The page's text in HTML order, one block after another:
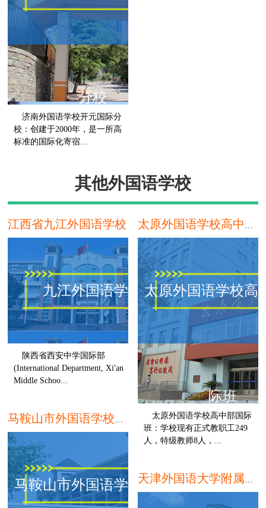
分校
济南外国语学校开元国际分
校：创建于2000年，是一所高
标准的国际化寄宿...
其他外国语学校
江西省九江外国语学校
九江外国语学校
陕西省西安中学国际部
(International Department, Xi'an
Middle Schoo...
九江
太原外国语学校高
际班
太原外国语学校高中部国际
班：学校现有正式教职工249
人，特级教师8人，...
马鞍山市外国语学校国际